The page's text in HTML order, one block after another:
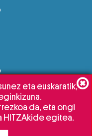
eta euskaratik,
da, eta ongi
HITZAkide egitea.